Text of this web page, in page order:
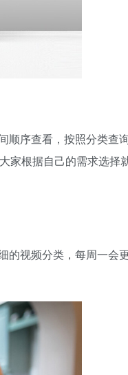
顺序查看，按照分类查
家根据自己的需求选择
的视频分类，每周一会